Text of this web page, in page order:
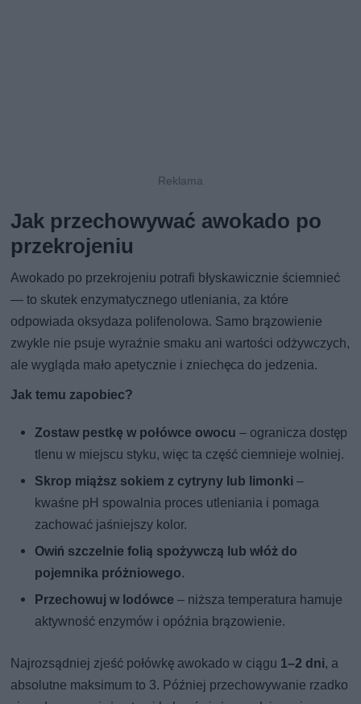
Jak przechowywać awokado po
przekrojeniu
Awokado po przekrojeniu potrafi błyskawicznie ściemnieć
— to skutek enzymatycznego utleniania, za które
odpowiada oksydaza polifenolowa. Samo brązowienie
zwykle nie psuje wyraźnie smaku ani wartości odżywczych,
ale wygląda mało apetycznie i zniechęca do jedzenia.
Jak temu zapobiec?
Zostaw pestkę w połówce owocu – ogranicza dostęp
tlenu w miejscu styku, więc ta część ciemnieje wolniej.
Skrop miąższ sokiem z cytryny lub limonki –
kwaśne pH spowalnia proces utleniania i pomaga
zachować jaśniejszy kolor.
Owiń szczelnie folią spożywczą lub włóż do
pojemnika próżniowego.
Przechowuj w lodówce – niższa temperatura hamuje
aktywność enzymów i opóźnia brązowienie.
Najrozsądniej zjeść połówkę awokado w ciągu 1–2 dni, a
absolutne maksimum to 3. Później przechowywanie rzadko